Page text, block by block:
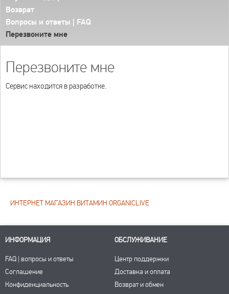
Возврат
Вопросы и ответы | FAQ
Перезвоните мне
Перезвоните мне
Сервис находится в разработке.
ИНТЕРНЕТ МАГАЗИН ВИТАМИН ORGANICLIVE
ИНФОРМАЦИЯ
FAQ | вопросы и ответы
Соглашение
Конфиденциальность
ОБСЛУЖИВАНИЕ
Центр поддержки
Доставка и оплата
Возврат и обмен